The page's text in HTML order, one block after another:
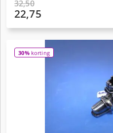
32,50
Oorspronkelijke
22,75
€22,75.
30%korting